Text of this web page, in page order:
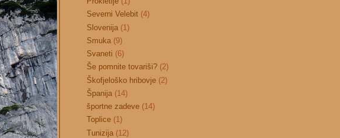
Severni Velebit (4)
Slovenija (1)
Smuka (9)
Svaneti (6)
Še pomnite tovariši? (2)
Škofjeloško hribovje (2)
Španija (14)
športne zadeve (14)
Toplice (1)
Tunizija (12)